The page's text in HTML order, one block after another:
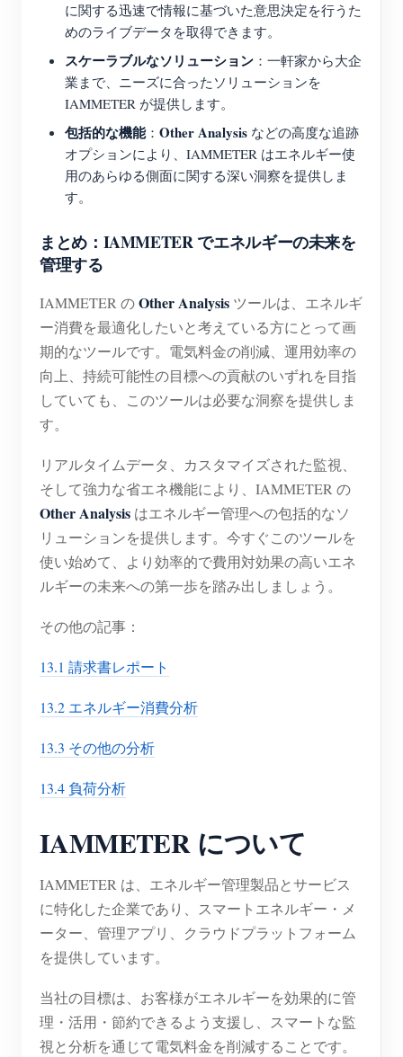
に関する迅速で情報に基づいた意思決定を行うた
めのライブデータを取得できます。
スケーラブルなソリューション ：一軒家から大企
業まで、ニーズに合ったソリューションを
IAMMETER が提供します。
包括的な機能： Other Analysis などの高度な追跡
オプションにより、IAMMETER はエネルギー使
用のあらゆる側面に関する深い洞察を提供しま
す。
まとめ：IAMMETER でエネルギーの未来を
管理する
IAMMETER のOther Analysis ツールは、エネルギ
ー消費を最適化したいと考えている方にとって画
期的なツールです。電気料金の削減、運用効率の
向上、持続可能性の目標への貢献のいずれを目指
していても、このツールは必要な洞察を提供しま
す。
リアルタイムデータ、カスタマイズされた監視、
そして強力な省エネ機能により、IAMMETER の
Other Analysis はエネルギー管理への包括的なソ
リューションを提供します。今すぐこのツールを
使い始めて、より効率的で費用対効果の高いエネ
ルギーの未来への第一歩を踏み出しましょう。
その他の記事：
13.1 請求書レポート
13.2 エネルギー消費分析
13.3 その他の分析
13.4 負荷分析
IAMMETER について
IAMMETER は、エネルギー管理製品とサービス
に特化した企業であり、スマートエネルギー・メ
ーター、管理アプリ、クラウドプラットフォーム
を提供しています。
当社の目標は、お客様がエネルギーを効果的に管
理・活用・節約できるよう支援し、スマートな監
視と分析を通じて電気料金を削減することです。